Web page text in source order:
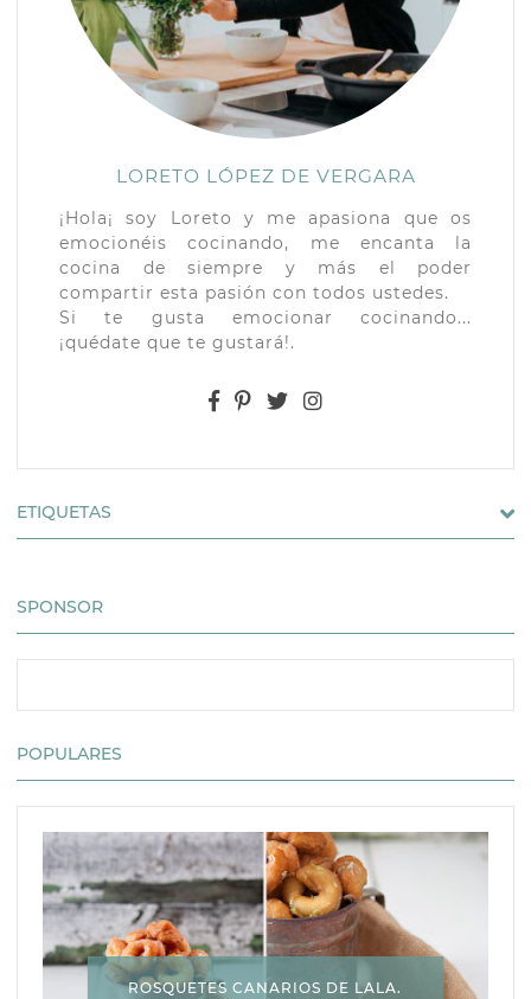
LORETO LÓPEZ DE VERGARA
¡Hola¡ soy Loreto y me apasiona que os
emocionéis cocinando, me encanta la
cocina de siempre y más el poder
compartir esta pasión con todos ustedes.
Si te gusta emocionar cocinando...
¡quédate que te gustará!.
ETIQUETAS
SPONSOR
POPULARES
ROSQUETES CANARIOS DE LALA.